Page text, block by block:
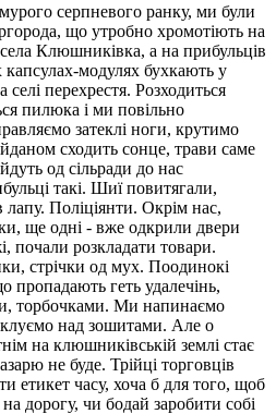
серпневого ранку, ми були
що утробно хромотіють на
Клюшниківка, а на прибульців
модулях бухкають у
перехрестя. Розходиться
пилюка і ми повільно
затеклі ноги, крутимо
сходить сонце, трави саме
од сільради до нас
такі. Шиї повитягали,
Поліціянти. Окрім нас,
ще одні - вже одкрили двери
почали розкладати товари.
стрічки од мух. Поодинокі
пропадають геть удалечінь,
торбочками. Ми напинаємо
над зошитами. Але о
на клюшниківській землі стає
не буде. Трійці торговців
етикет часу, хоча б для того, щоб
дорогу, чи бодай заробити собі